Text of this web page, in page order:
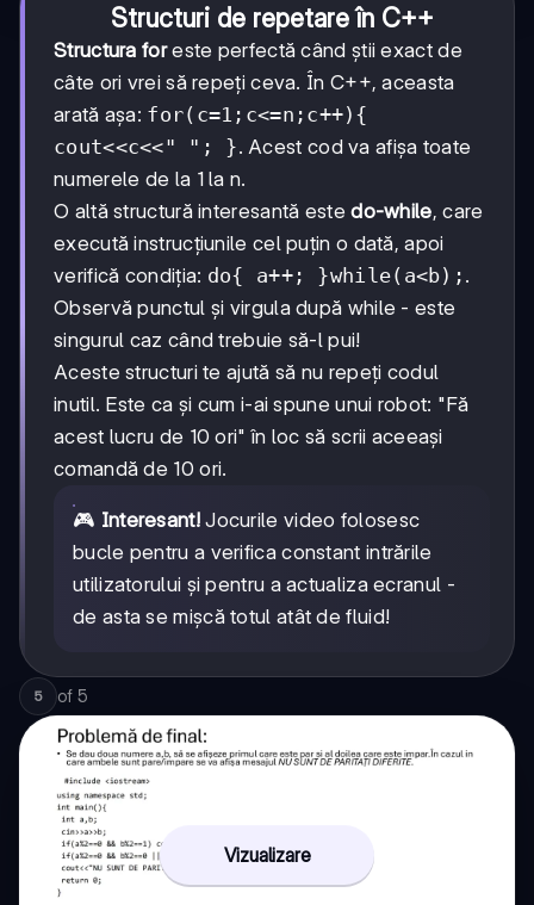
Structuri de repetare în C++
Structura foreste perfectă când știi exact de
câte ori vrei să repeți ceva. În C++, aceasta
arată așa: for(c=1;c<=n;c++){
cout<<c<<" "; }. Acest cod va afișa toate
numerele de la 1 la n.
O altă structură interesantă estedo-while, care
execută instrucțiunile cel puțin o dată, apoi
verifică condiția: do{ a++; }while(a<b); .
Observă punctul și virgula după while - este
singurul caz când trebuie să-l pui!
Aceste structuri te ajută să nu repeți codul
inutil. Este ca și cum i-ai spune unui robot: "Fă
acest lucru de 10 ori" în loc să scrii aceeași
comandă de 10 ori.
🎮 Interesant!Jocurile video folosesc
bucle pentru a verifica constant intrările
utilizatorului și pentru a actualiza ecranul -
de asta se mișcă totul atât de fluid!
5 of 5
Vizualizare